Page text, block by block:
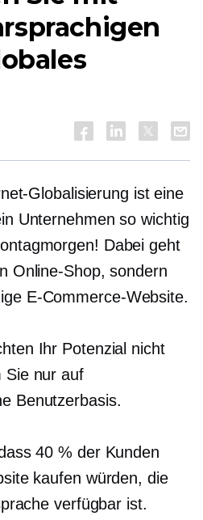
Globalisierung ist eine
Unternehmen so wichtig
Dabei geht
Online-Shop, sondern
E-Commerce-Website.
Ihr Potenzial nicht
Sie nur auf
Benutzerbasis.
40 % der Kunden
kaufen würden, die
verfügbar ist.